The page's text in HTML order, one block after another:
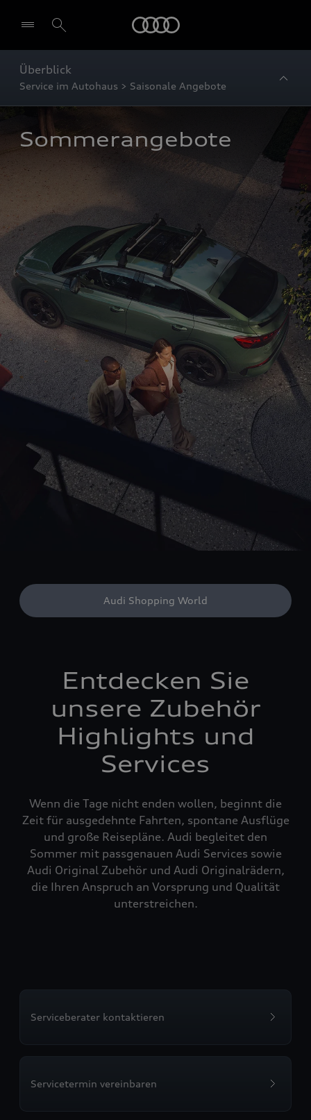
Überblick
Service im Autohaus > Saisonale Angebote
Sommerangebote
Audi Shopping World
Entdecken Sie
unsere Zubehör
Highlights und
Services
Wenn die Tage nicht enden wollen, beginnt die
Zeit für ausgedehnte Fahrten, spontane Ausflüge
und große Reisepläne. Audi begleitet den
Sommer mit passgenauen Audi Services sowie
Audi Original Zubehör und Audi Originalrädern,
die Ihren Anspruch an Vorsprung und Qualität
unterstreichen.
Serviceberater kontaktieren
Servicetermin vereinbaren